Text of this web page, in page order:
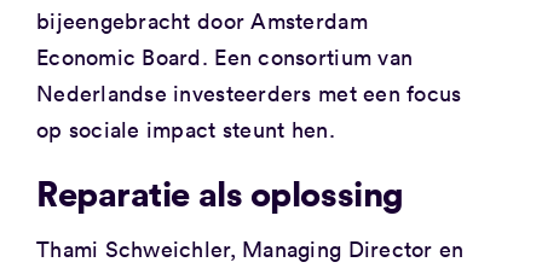
bijeengebracht door Amsterdam
Economic Board. Een consortium van
Nederlandse investeerders met een focus
op sociale impact steunt hen.
Reparatie als oplossing
Thami Schweichler, Managing Director en